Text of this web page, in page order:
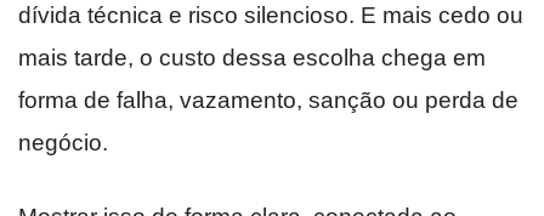
dívida técnica e risco silencioso. E mais cedo ou
mais tarde, o custo dessa escolha chega em
forma de falha, vazamento, sanção ou perda de
negócio.